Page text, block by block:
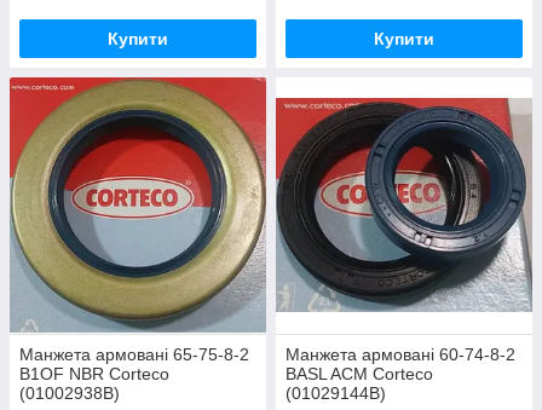
Купити Купити
Манжета армовані 65-75-8-2
B1OF NBR Corteco
(01002938В)
Манжета армовані 60-74-8-2
BASL ACM Corteco
(01029144В)